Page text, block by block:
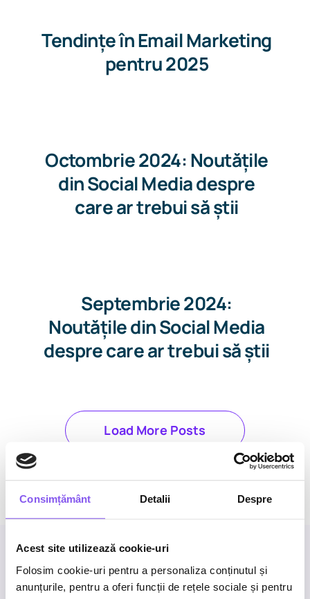
Consimțământ Detalii Despre
Acest site utilizează cookie-uri
Folosim cookie-uri pentru a personaliza conținutul și
anunțurile, pentru a oferi funcții de rețele sociale și pentru
Tendințe în Email Marketing
pentru 2025
Octombrie 2024: Noutățile
din Social Media despre
care ar trebui să știi
Septembrie 2024:
Noutățile din Social Media
despre care ar trebui să știi
Load More Posts